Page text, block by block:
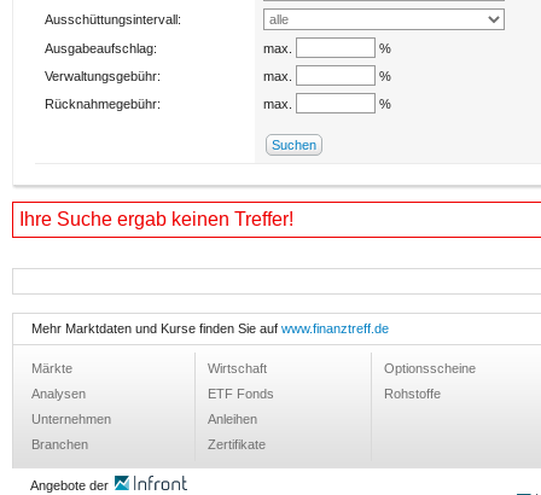
Ausschüttungsintervall:
Ausgabeaufschlag:
max.
%
Verwaltungsgebühr:
max.
%
Rücknahmegebühr:
max. %
Ihre Suche ergab keinen Treffer!
Mehr Marktdaten und Kurse finden Sie auf www.finanztreff.de
Märkte
Analysen
Unternehmen
Branchen
Wirtschaft
ETF Fonds
Anleihen
Zertifikate
Optionsscheine
Rohstoffe
Angebote der